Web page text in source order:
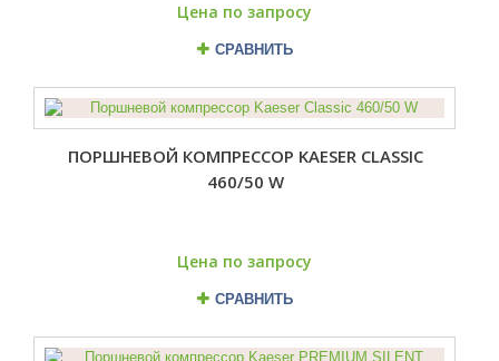
Цена по запросу
СРАВНИТЬ
ПОРШНЕВОЙ КОМПРЕССОР KAESER CLASSIC
460/50 W
Цена по запросу
СРАВНИТЬ